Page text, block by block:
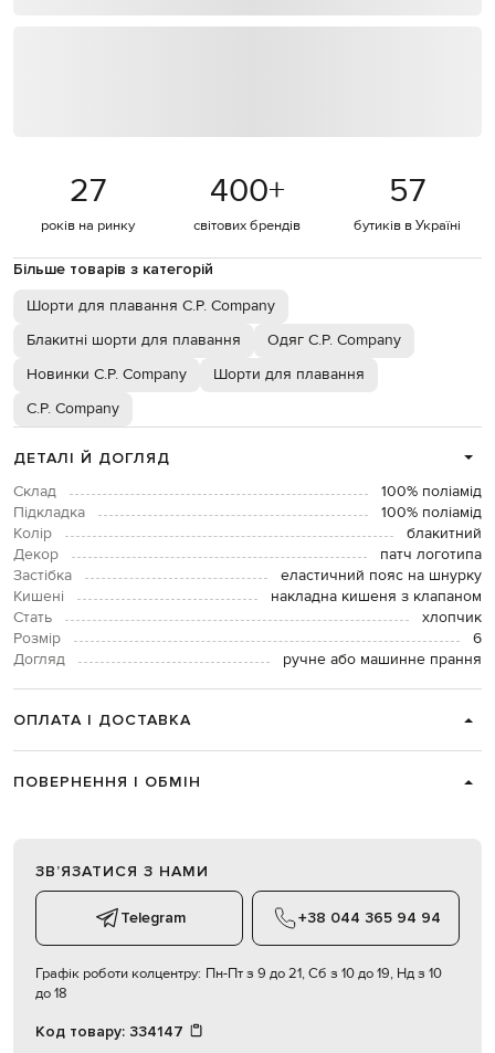
27
років на ринку
400+
світових брендів
57
бутиків в Україні
Більше товарів з категорій
Шорти для плавання C.P. Company
Блакитні шорти для плавання
Одяг C.P. Company
Новинки C.P. Company
Шорти для плавання
C.P. Company
ДЕТАЛІ Й ДОГЛЯД
Склад
100% поліамід
Підкладка
100% поліамід
Колір
блакитний
Декор
патч логотипа
Застібка
еластичний пояс на шнурку
Кишені
накладна кишеня з клапаном
Стать
хлопчик
Розмір
6
Догляд
ручне або машинне прання
ОПЛАТА І ДОСТАВКА
ПОВЕРНЕННЯ І ОБМІН
ЗВʼЯЗАТИСЯ З НАМИ
Telegram +38 044 365 94 94
Графік роботи колцентру: Пн-Пт з 9 до 21, Сб з 10 до 19, Нд з 10
до 18
Код товару: 334147